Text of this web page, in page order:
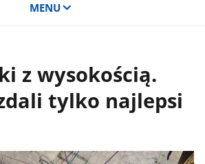
MENU
z wysokością.
tylko najlepsi